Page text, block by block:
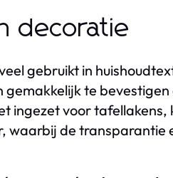
decoratie
gebruikt in
te
ingezet voor tafellakens,
waarbij de transparantie